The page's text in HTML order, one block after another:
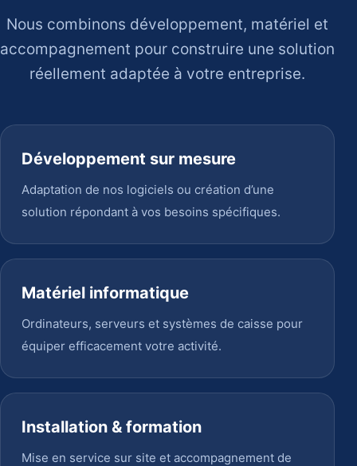
Nous combinons développement, matériel et
accompagnement pour construire une solution
réellement adaptée à votre entreprise.
Développement sur mesure
Adaptation de nos logiciels ou création d’une
solution répondant à vos besoins spécifiques.
Matériel informatique
Ordinateurs, serveurs et systèmes de caisse pour
équiper efficacement votre activité.
Installation & formation
Mise en service sur site et accompagnement de